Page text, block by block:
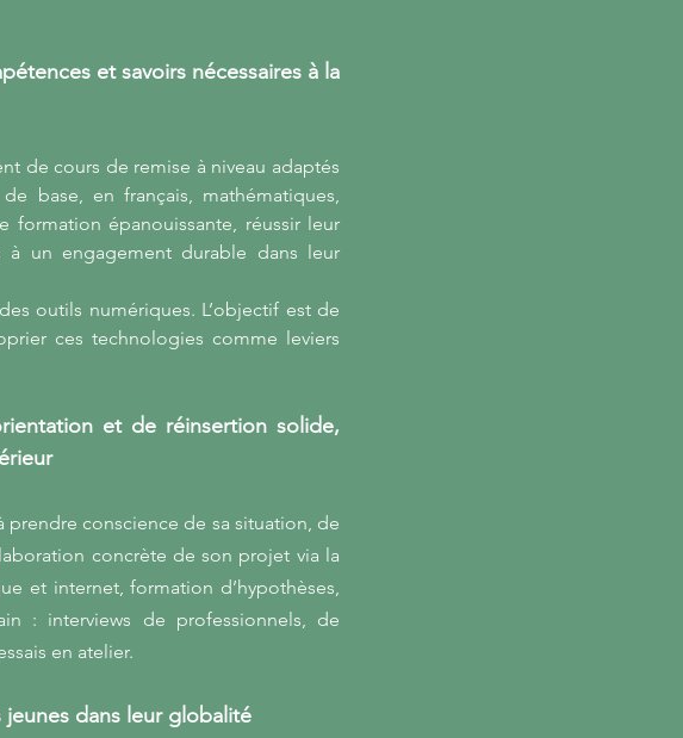
et savoirs nécessaires à la
de cours de remise à niveau adaptés
base, en français, mathématiques,
formation épanouissante, réussir leur
à un engagement durable dans leur
outils numériques. L’objectif est de
ces technologies comme leviers
et de réinsertion solide,
prendre conscience de sa situation, de
concrète de son projet via la
et internet, formation d’hypothèses,
: interviews de professionnels, de
en atelier.
dans leur globalité